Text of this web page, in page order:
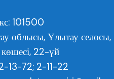
101500
облысы, Ұлытау селосы,
22-үй
13-72; 2-11-22